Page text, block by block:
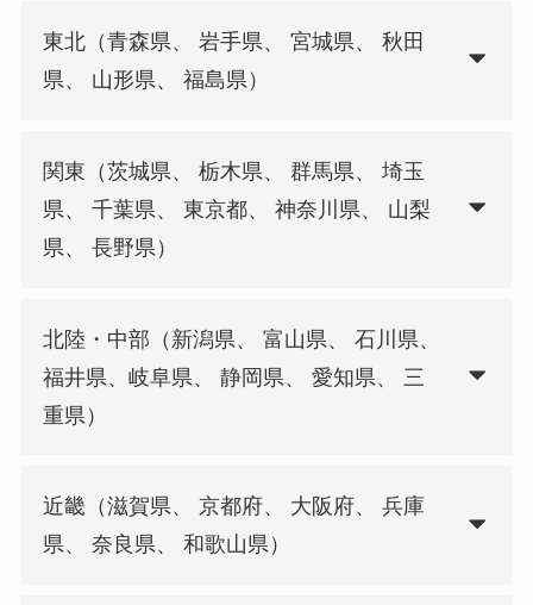
東北（青森県、 岩手県、 宮城県、 秋田
県、 山形県、 福島県）
関東（茨城県、 栃木県、 群馬県、 埼玉
県、 千葉県、 東京都、 神奈川県、 山梨
県、 長野県）
北陸・中部（新潟県、 富山県、 石川県、
福井県、岐阜県、 静岡県、 愛知県、 三
重県）
近畿（滋賀県、 京都府、 大阪府、 兵庫
県、 奈良県、 和歌山県）